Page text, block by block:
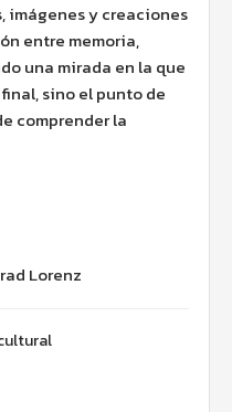
imágenes y creaciones
entre memoria,
una mirada en la que
sino el punto de
comprender la
Lorenz